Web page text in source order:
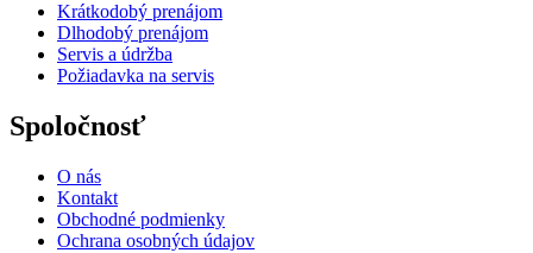
Krátkodobý prenájom
Dlhodobý prenájom
Servis a údržba
Požiadavka na servis
Spoločnosť
O nás
Kontakt
Obchodné podmienky
Ochrana osobných údajov